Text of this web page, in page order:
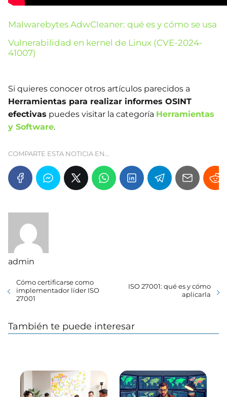
Malwarebytes AdwCleaner: qué es y cómo se usa
Vulnerabilidad en kernel de Linux (CVE-2024-
41007)
Si quieres conocer otros artículos parecidos a
Herramientas para realizar informes OSINT
efectivas puedes visitar la categoría Herramientas
y Software.
COMPARTE ESTA NOTICIA EN...
admin
Cómo certificarse como
implementador líder ISO
27001
ISO 27001: qué es y cómo
aplicarla
También te puede interesar